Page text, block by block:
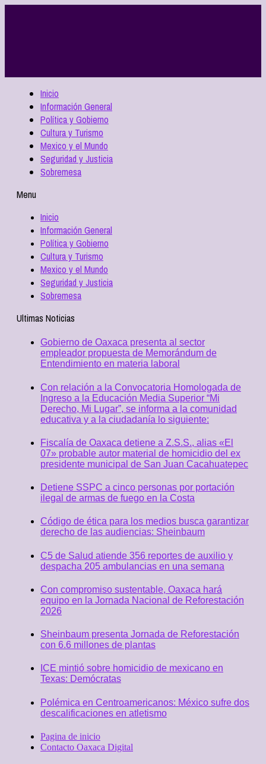
Inicio
Información General
Política y Gobierno
Cultura y Turismo
Mexico y el Mundo
Seguridad y Justicia
Sobremesa
Menu
Inicio
Información General
Política y Gobierno
Cultura y Turismo
Mexico y el Mundo
Seguridad y Justicia
Sobremesa
Ultimas Noticias
Gobierno de Oaxaca presenta al sector
empleador propuesta de Memorándum de
Entendimiento en materia laboral
Con relación a la Convocatoria Homologada de
Ingreso a la Educación Media Superior “Mi
Derecho, Mi Lugar”, se informa a la comunidad
educativa y a la ciudadanía lo siguiente:
Fiscalía de Oaxaca detiene a Z.S.S., alias «El
07» probable autor material de homicidio del ex
presidente municipal de San Juan Cacahuatepec
Detiene SSPC a cinco personas por portación
ilegal de armas de fuego en la Costa
Código de ética para los medios busca garantizar
derecho de las audiencias: Sheinbaum
C5 de Salud atiende 356 reportes de auxilio y
despacha 205 ambulancias en una semana
Con compromiso sustentable, Oaxaca hará
equipo en la Jornada Nacional de Reforestación
2026
Sheinbaum presenta Jornada de Reforestación
con 6.6 millones de plantas
ICE mintió sobre homicidio de mexicano en
Texas: Demócratas
Polémica en Centroamericanos: México sufre dos
descalificaciones en atletismo
Pagina de inicio
Contacto Oaxaca Digital